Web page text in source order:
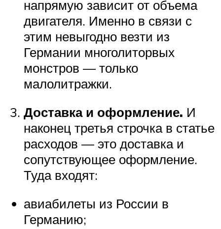
напрямую зависит от объема
двигателя. Именно в связи с
этим невыгодно везти из
Германии многолиторвых
монстров — только
малолитражки.
Доставка и оформление. И
наконец третья строчка в статье
расходов — это доставка и
сопутствующее оформление.
Туда входят:
авиабилеты из России в
Германию;